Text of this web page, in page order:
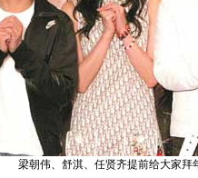
梁朝伟、舒淇、任贤齐提前给大家拜